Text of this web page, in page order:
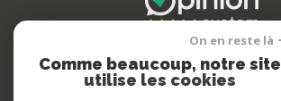
Nous
adhérons
On en reste là
Comme beaucoup, notre site
utilise les cookies